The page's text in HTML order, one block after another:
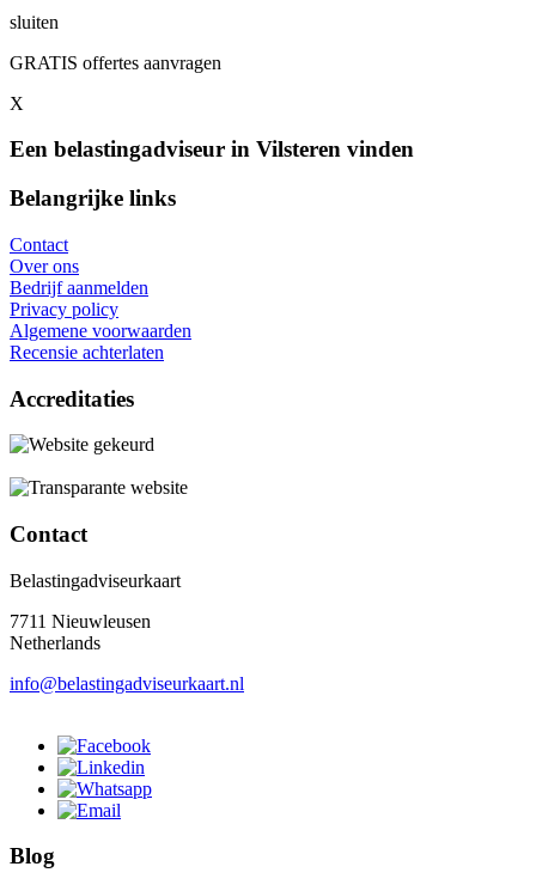
sluiten
GRATIS offertes aanvragen
X
Een belastingadviseur in Vilsteren vinden
Belangrijke links
Contact
Over ons
Bedrijf aanmelden
Privacy policy
Algemene voorwaarden
Recensie achterlaten
Accreditaties
Contact
Belastingadviseurkaart
7711 Nieuwleusen
Netherlands
info@belastingadviseurkaart.nl
Blog